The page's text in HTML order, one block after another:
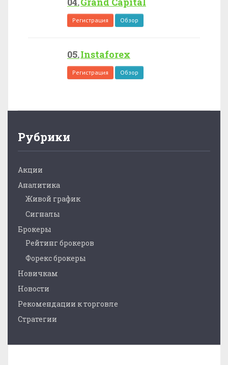
Регистрация Обзор
Instaforex
Регистрация Обзор
Рубрики
Акции
Аналитика
Живой график
Сигналы
Брокеры
Рейтинг брокеров
Форекс брокеры
Новичкам
Новости
Рекомендации к торговле
Стратегии